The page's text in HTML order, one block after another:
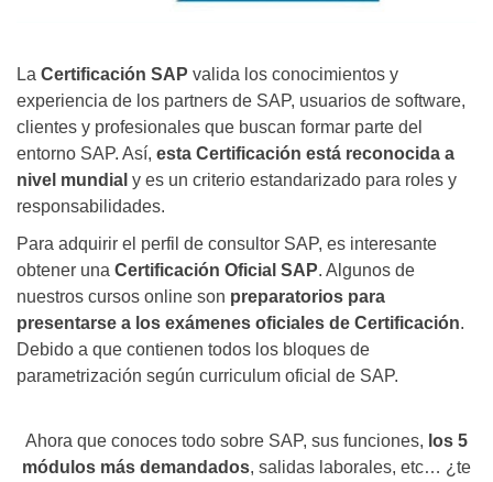
La Certificación SAP valida los conocimientos y
experiencia de los partners de SAP, usuarios de software,
clientes y profesionales que buscan formar parte del
entorno SAP. Así, esta Certificación está reconocida a
nivel mundial y es un criterio estandarizado para roles y
responsabilidades.
Para adquirir el perfil de consultor SAP, es interesante
obtener una Certificación Oficial SAP. Algunos de
nuestros cursos online son preparatorios para
presentarse a los exámenes oficiales de Certificación.
Debido a que contienen todos los bloques de
parametrización según curriculum oficial de SAP.
Ahora que conoces todo sobre SAP, sus funciones, los 5
módulos más demandados, salidas laborales, etc… ¿te